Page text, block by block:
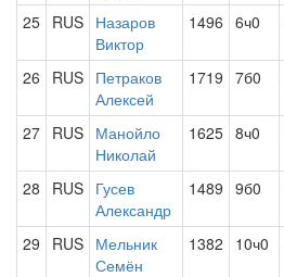
25 RUS Назаров
Виктор
1496 6ч0
26 RUS Петраков
Алексей
1719 7б0
27 RUS Манойло
Николай
1625 8ч0
28 RUS Гусев
Александр
1489 9б0
29 RUS Мельник
Семён
1382 10ч0